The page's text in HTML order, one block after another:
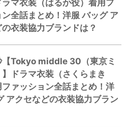
マ衣装（はるか役）着用フ
ン全話まとめ！洋服 バッグ ア
衣装協力ブランドは？
【Tokyo middle 30（東京ミ
】ドラマ衣装（さくらまき
ァッション全話まとめ！洋
アクセなどの衣装協力ブラン